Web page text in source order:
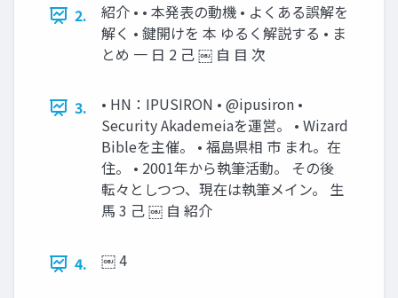
2.
紹介 • • 本発表の動機 • よくある誤解を
解く • 鍵開けを 本 ゆるく解説する • ま
とめ 一 日 2 己 ￼ 自 目 次
3.
• HN：IPUSIRON • @ipusiron •
Security Akademeiaを運営。 • Wizard
Bibleを主催。 • 福島県相 市 まれ。在
住。 • 2001年から執筆活動。 その後
転々としつつ、現在は執筆メイン。 生
馬 3 己 ￼ 自 紹介
4. ￼ 4